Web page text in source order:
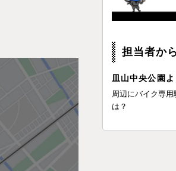
担当者か
皿山中央公園
周辺にバイク専
は？